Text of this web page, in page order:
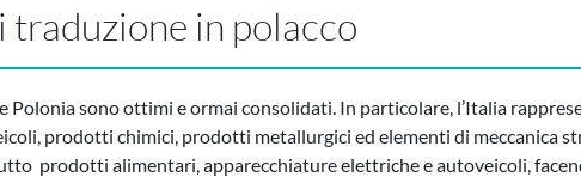
traduzione in polacco
Polonia sono ottimi e ormai consolidati. In particolare, l’Italia
prodotti chimici, prodotti metallurgici ed elementi di meccanica
prodotti alimentari, apparecchiature elettriche e autoveicoli,